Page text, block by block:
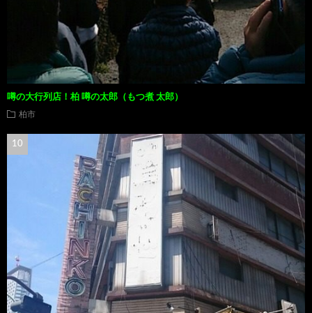
噂の大行列店！柏 噂の太郎（もつ煮 太郎）
柏市